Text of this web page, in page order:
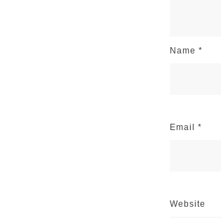
Name *
Email *
Website